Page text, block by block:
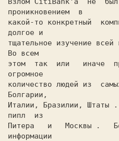
проникновением  в
какой-то конкретный
долгое и
тщательное изучение всей
Во всем
этом  так  или   иначе
огромное
количество людей из
Болгарии,
Италии, Бразилии,
пипл  из
Питера   и   Москвы .
информации